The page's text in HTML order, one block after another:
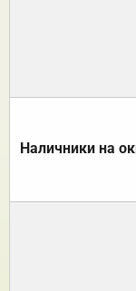
Наличники на